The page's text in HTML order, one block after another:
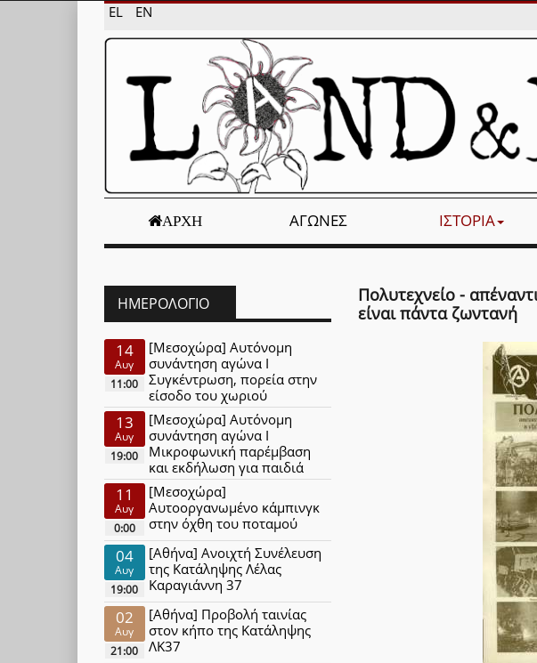
EL EN
ΑΡΧΉ ΑΓΏΝΕΣ ΙΣΤΟΡΊΑ
Πολυτεχνείο -
είναι πάντα ζωντανή
ΗΜΕΡΟΛΌΓΙΟ
14
Αυγ
11:00
[Μεσοχώρα] Αυτόνομη
συνάντηση αγώνα Ι
Συγκέντρωση, πορεία στην
είσοδο του χωριού
13
Αυγ
19:00
[Μεσοχώρα] Αυτόνομη
συνάντηση αγώνα Ι
Μικροφωνική παρέμβαση
και εκδήλωση για παιδιά
11
Αυγ
0:00
[Μεσοχώρα]
Αυτοοργανωμένο κάμπινγκ
στην όχθη του ποταμού
04
Αυγ
19:00
[Αθήνα] Ανοιχτή Συνέλευση
της Κατάληψης Λέλας
Καραγιάννη 37
02
Αυγ
21:00
[Αθήνα] Προβολή ταινίας
στον κήπο της Κατάληψης
ΛΚ37